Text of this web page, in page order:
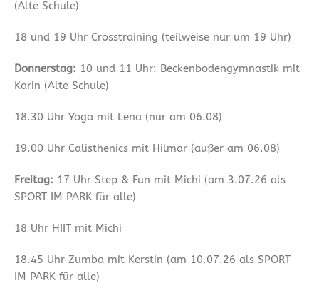
(Alte Schule)
18 und 19 Uhr Crosstraining (teilweise nur um 19 Uhr)
Donnerstag: 10 und 11 Uhr: Beckenbodengymnastik mit
Karin (Alte Schule)
18.30 Uhr Yoga mit Lena (nur am 06.08)
19.00 Uhr Calisthenics mit Hilmar (außer am 06.08)
Freitag: 17 Uhr Step & Fun mit Michi (am 3.07.26 als
SPORT IM PARK für alle)
18 Uhr HIIT mit Michi
18.45 Uhr Zumba mit Kerstin (am 10.07.26 als SPORT
IM PARK für alle)